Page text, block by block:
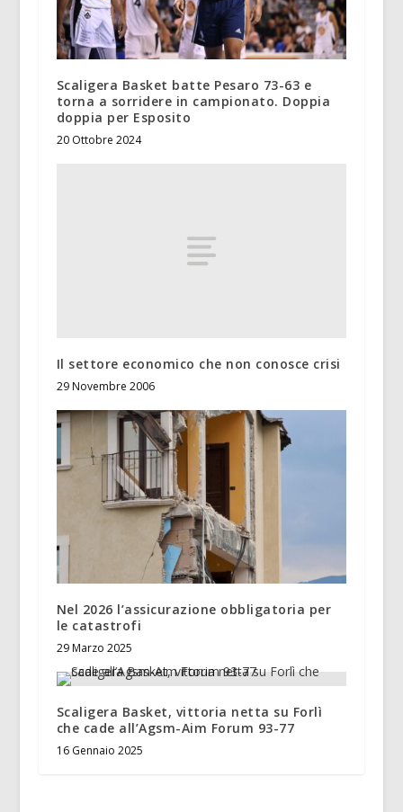
Scaligera Basket batte Pesaro 73-63 e
torna a sorridere in campionato. Doppia
doppia per Esposito
20 Ottobre 2024
Il settore economico che non conosce crisi
29 Novembre 2006
Nel 2026 l’assicurazione obbligatoria per
le catastrofi
29 Marzo 2025
Scaligera Basket, vittoria netta su Forlì
che cade all’Agsm-Aim Forum 93-77
16 Gennaio 2025